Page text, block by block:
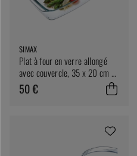
SIMAX
Plat à four en verre allongé
avec couvercle, 35 x 20 cm -
Simax
50 €